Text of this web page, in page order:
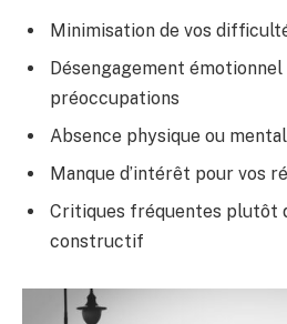
Minimisation de vos
Désengagement émotionnel
préoccupations
Absence physique ou
Manque d’intérêt pour vos
Critiques fréquentes plutôt
constructif